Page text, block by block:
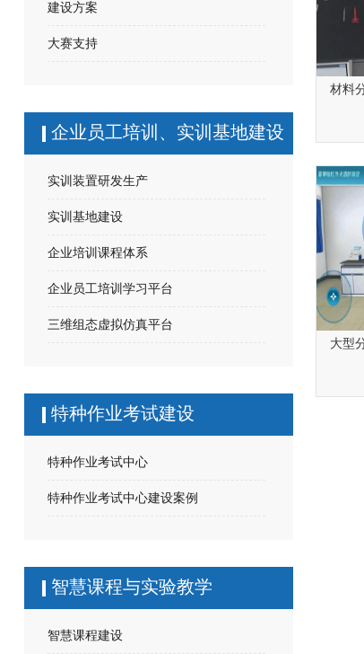
建设方案
大赛支持
企业员工培训、实训基地建设
实训装置研发生产
实训基地建设
企业培训课程体系
企业员工培训学习平台
三维组态虚拟仿真平台
特种作业考试建设
特种作业考试中心
特种作业考试中心建设案例
智慧课程与实验教学
智慧课程建设
材料
大型